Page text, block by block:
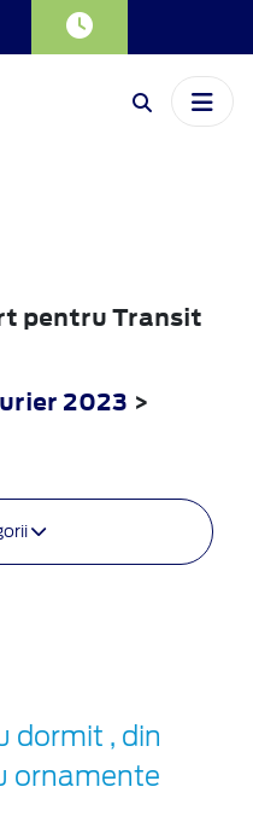
pentru Transit
2023 >
dormit , din
ornamente